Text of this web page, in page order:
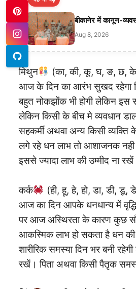
बीकानेर में कानून-
Aug 8, 2026
मिथुन
(का, की, कू, घ, ङ, छ,
आज के दिन का आरंभ सुखद रहेगा
बहुत नोकझोंक भी होगी लेकिन इस
लेकिन किसी के बीच मे व्यवधान
सहकर्मी अथवा अन्य किसी व्यक्ति
लगे रहे धन लाभ तो आशाजनक नही
इससे ज्यादा लाभ की उम्मीद ना
कर्क
(ही, हू, हे, हो, डा, डी, डू,
आज का दिन आपके धनधान्य में
पर आज अस्थिरता के कारण कुछ
आकस्मिक लाभ हो सकता है धन
शारीरिक समस्या दिन भर बनी
रखें। पिता अथवा किसी पैतृक